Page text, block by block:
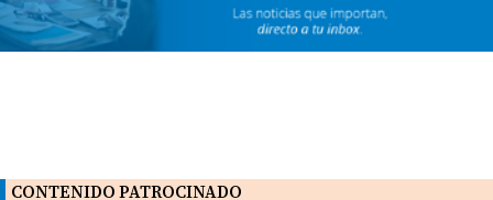
CONTENIDO PATROCINADO